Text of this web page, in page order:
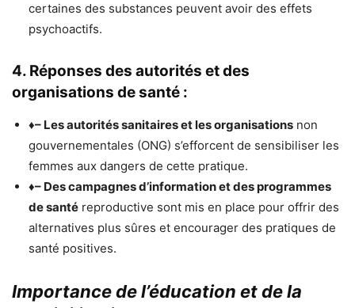
certaines des substances peuvent avoir des effets
psychoactifs.
4. Réponses des autorités et des
organisations de santé :
♦– Les autorités sanitaires et les organisations non
gouvernementales (ONG) s’efforcent de sensibiliser les
femmes aux dangers de cette pratique.
♦– Des campagnes d’information et des programmes
de santé reproductive sont mis en place pour offrir des
alternatives plus sûres et encourager des pratiques de
santé positives.
Importance de l’éducation et de la